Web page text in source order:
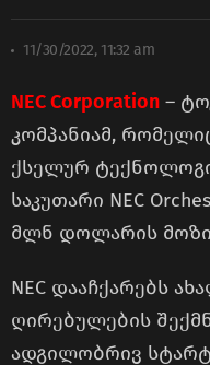
11/30/2022, 11:32 am
NEC Corporation –
კომპანიამ,
ქსელურ
საკუთარი NEC
მლნ დოლარის
NEC დააჩქარებს
ღირებულების
ადგილობრივ